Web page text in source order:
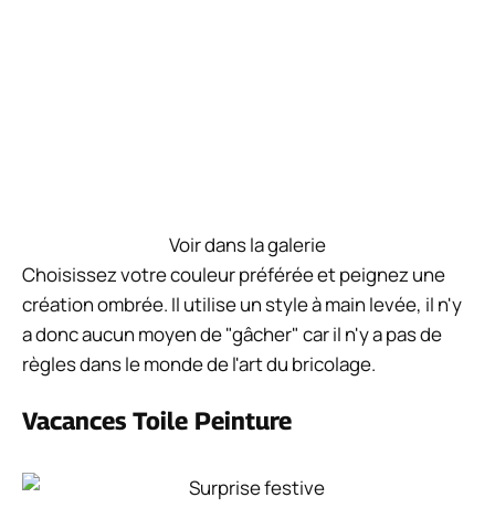
toile sont la peinture à l'huile et la peinture acrylique.
L'acrylique est un favori de tous les temps car il est
facile à travailler et sèche rapidement. La peinture à
l'huile est un autre gagnant avec sa consistance
épaisse et gluante, c'est la recette de peinture
parfaite jumelée magnifiquement avec la toile.
toile de peinture ?